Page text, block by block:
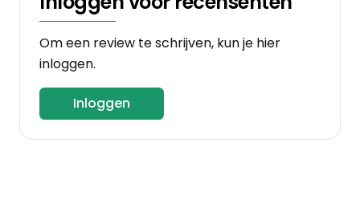
Om een review te schrijven, kun je hier
inloggen.
Inloggen